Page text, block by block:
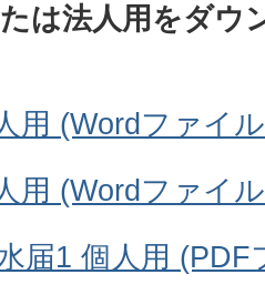
は法人用をダウ
用 (Wordファイ
用 (Wordファイ
届1 個人用